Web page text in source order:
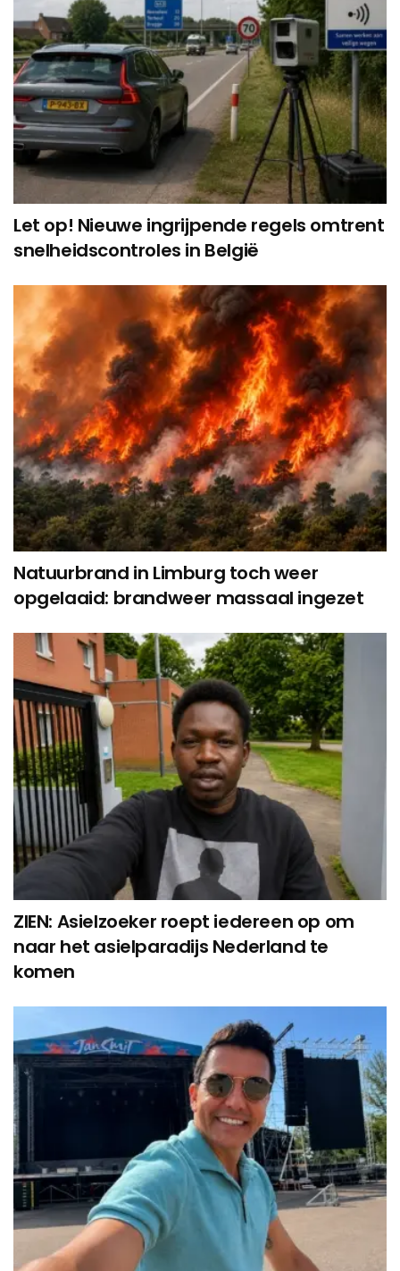
Let op! Nieuwe ingrijpende regels omtrent
snelheidscontroles in België
Natuurbrand in Limburg toch weer
opgelaaid: brandweer massaal ingezet
ZIEN: Asielzoeker roept iedereen op om
naar het asielparadijs Nederland te
komen